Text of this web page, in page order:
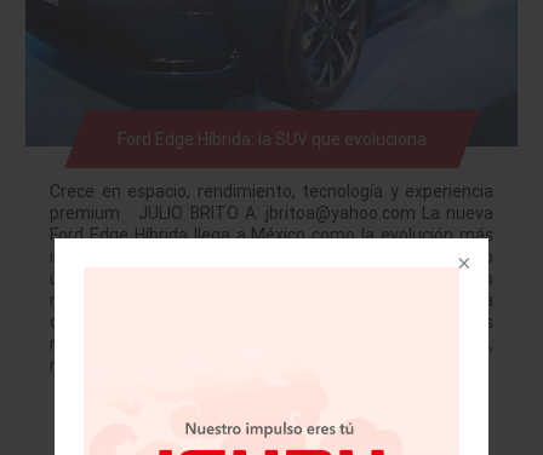
Ford Edge Híbrida: la SUV que evoluciona
Crece en espacio, rendimiento, tecnología y experiencia
premium JULIO BRITO A. jbritoa@yahoo.com La nueva
Ford Edge Híbrida llega a México como la evolución más
importante en la historia de la SUV, y lo hace celebrando
un hito: los 100 años de Ford en el país. Este lanzamiento
no es uno más en el calendario de la marca: es una
declaración de cómo Ford entiende a las familias
mexicanas actuales, que son diversas, activas,
multifacéticas y exigentes. Y justamente esa…